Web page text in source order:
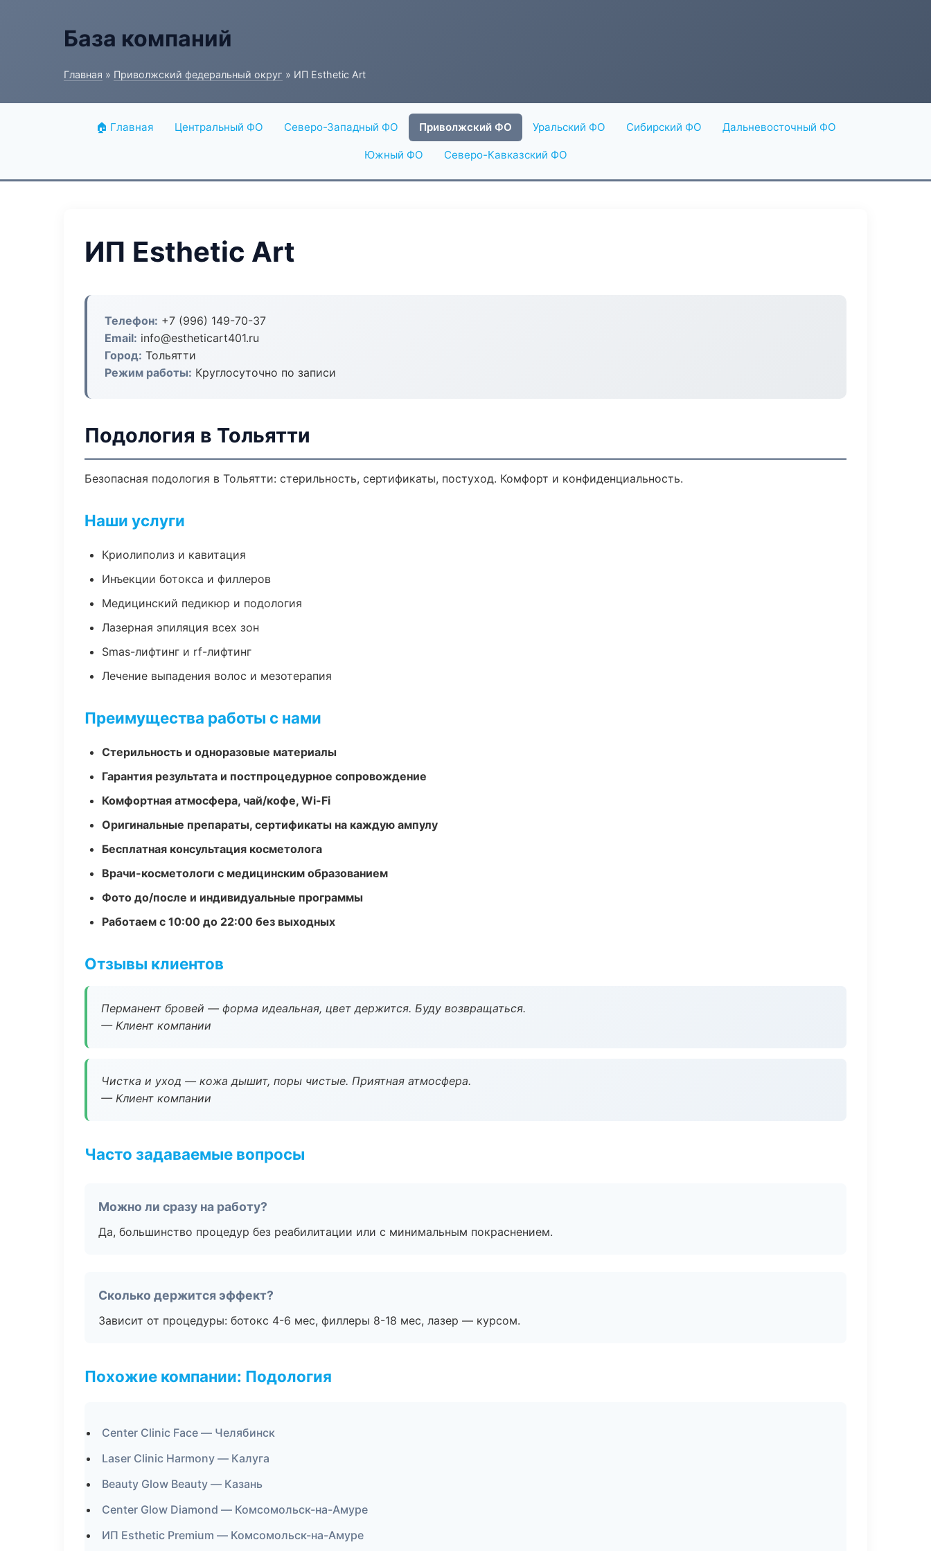
База компаний
Главная » Приволжский федеральный округ » ИП Esthetic Art
🏠 Главная Центральный ФО Северо-Западный ФО Приволжский ФО Уральский ФО Сибирский ФО Дальневосточный ФО
Южный ФО Северо-Кавказский ФО
ИП Esthetic Art
Телефон: +7 (996) 149-70-37
Email: info@estheticart401.ru
Город: Тольятти
Режим работы: Круглосуточно по записи
Подология в Тольятти
Безопасная подология в Тольятти: стерильность, сертификаты, постуход. Комфорт и конфиденциальность.
Наши услуги
Криолиполиз и кавитация
Инъекции ботокса и филлеров
Медицинский педикюр и подология
Лазерная эпиляция всех зон
Smas-лифтинг и rf-лифтинг
Лечение выпадения волос и мезотерапия
Преимущества работы с нами
Стерильность и одноразовые материалы
Гарантия результата и постпроцедурное сопровождение
Комфортная атмосфера, чай/кофе, Wi-Fi
Оригинальные препараты, сертификаты на каждую ампулу
Бесплатная консультация косметолога
Врачи-косметологи с медицинским образованием
Фото до/после и индивидуальные программы
Работаем с 10:00 до 22:00 без выходных
Отзывы клиентов
Перманент бровей — форма идеальная, цвет держится. Буду возвращаться.
— Клиент компании
Чистка и уход — кожа дышит, поры чистые. Приятная атмосфера.
— Клиент компании
Часто задаваемые вопросы
Можно ли сразу на работу?
Да, большинство процедур без реабилитации или с минимальным покраснением.
Сколько держится эффект?
Зависит от процедуры: ботокс 4-6 мес, филлеры 8-18 мес, лазер — курсом.
Похожие компании: Подология
Center Clinic Face — Челябинск
Laser Clinic Harmony — Калуга
Beauty Glow Beauty — Казань
Center Glow Diamond — Комсомольск-на-Амуре
ИП Esthetic Premium — Комсомольск-на-Амуре